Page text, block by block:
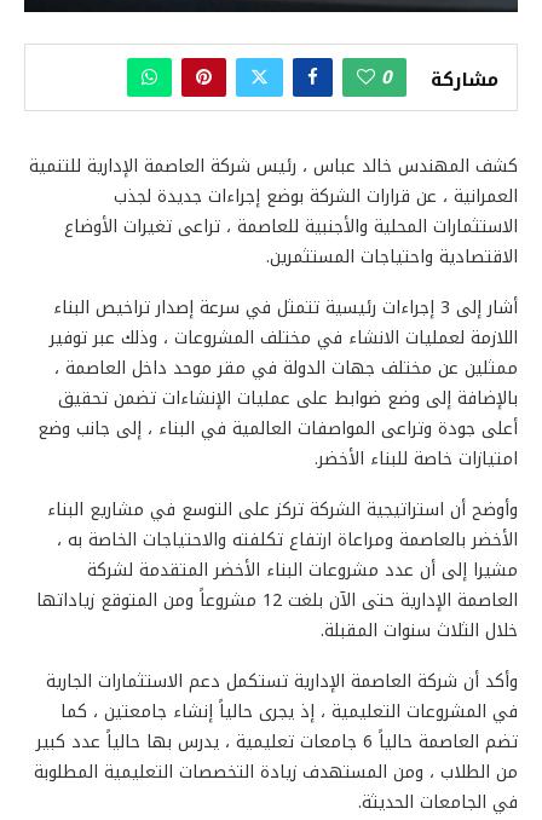
مشاركة 0
كشف المهندس خالد عباس ، رئيس شركة العاصمة الإدارية للتنمية
العمرانية ، عن قرارات الشركة بوضع إجراءات جديدة لجذب
الاستثمارات المحلية والأجنبية للعاصمة ، تراعى تغيرات الأوضاع
الاقتصادية واحتياجات المستثمرين.
أشار إلى 3 إجراءات رئيسية تتمثل في سرعة إصدار تراخيص البناء
اللازمة لعمليات الانشاء في مختلف المشروعات ، وذلك عبر توفير
ممثلين عن مختلف جهات الدولة في مقر موحد داخل العاصمة ،
بالإضافة إلى وضع ضوابط على عمليات الإنشاءات تضمن تحقيق
أعلى جودة وتراعى المواصفات العالمية في البناء ، إلى جانب وضع
امتيازات خاصة للبناء الأخضر.
وأوضح أن استراتيجية الشركة تركز على التوسع في مشاريع البناء
الأخضر بالعاصمة ومراعاة ارتفاع تكلفته والاحتياجات الخاصة به ،
مشيرا إلى أن عدد مشروعات البناء الأخضر المتقدمة لشركة
العاصمة الإدارية حتى الآن بلغت 12 مشروعاً ومن المتوقع زياداتها
خلال الثلاث سنوات المقبلة.
وأكد أن شركة العاصمة الإدارية تستكمل دعم الاستثمارات الجارية
في المشروعات التعليمية ، إذ يجرى حالياً إنشاء جامعتين ، كما
تضم العاصمة حالياً 6 جامعات تعليمية ، يدرس بها حالياً عدد كبير
من الطلاب ، ومن المستهدف زيادة التخصصات التعليمية المطلوبة
في الجامعات الحديثة.